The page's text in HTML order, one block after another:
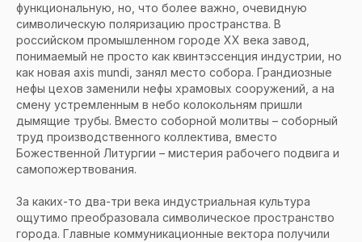
функциональную, но, что более важно, очевидную
символическую поляризацию пространства. В
российском промышленном городе ХХ века завод,
понимаемый не просто как квинтэссенция индустрии, но
как новая axis mundi, занял место собора. Грандиозные
нефы цехов заменили нефы храмовых сооружений, а на
смену устремленным в небо колокольням пришли
дымящие трубы. Вместо соборной молитвы – соборный
труд производственного коллектива, вместо
Божественной Литургии – мистерия рабочего подвига и
самопожертвования.
За каких-то два-три века индустриальная культура
ощутимо преобразовала символическое пространство
города. Главные коммуникационные вектора получили